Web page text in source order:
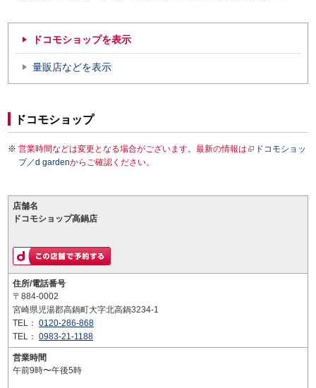
ドコモショップを表示
量販店などを表示
ドコモショップ
営業時間などは変更となる場合がございます。最新の情報は
ドコモショッ
プ／d gardenからご確認ください。
店舗名
ドコモショップ高鍋店
住所/電話番号
〒884-0002
宮崎県児湯郡高鍋町大字北高鍋3234-1
TEL： 0120-286-868
TEL： 0983-21-1188
営業時間
午前9時〜午後5時